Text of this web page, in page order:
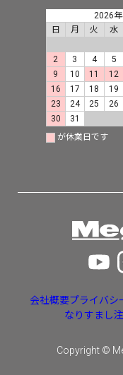
2026年
日
月 火 水
2
3 4 5
9
10 11 12
16
17 18 19
23
24 25 26
30
31
が休業日です
会社概要プライバシ
なりすまし
Copyright ©